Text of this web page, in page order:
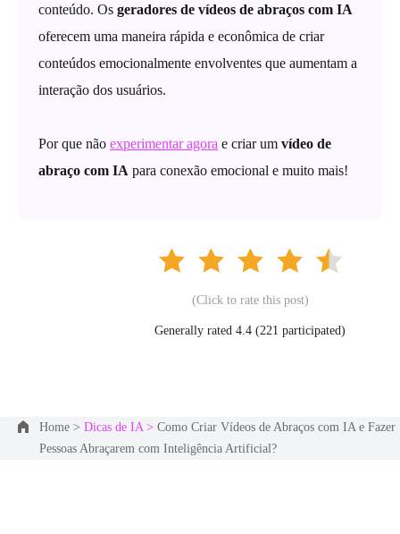
conteúdo. Os geradores de vídeos de abraços com IA
oferecem uma maneira rápida e econômica de criar
conteúdos emocionalmente envolventes que aumentam a
interação dos usuários.
Por que não experimentar agora e criar um vídeo de
abraço com IA para conexão emocional e muito mais!
(Click to rate this post)
Generally rated 4.4 (221 participated)
Home > Dicas de IA > Como Criar Vídeos de Abraços com IA e Fazer
Pessoas Abraçarem com Inteligência Artificial?